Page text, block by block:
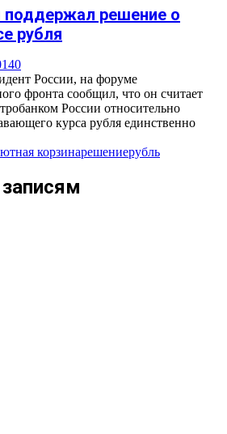
поддержал решение о
рубля
0
России, на форуме
фронта сообщил, что он считает
России относительно
курса рубля единственно
корзинарешениерубль